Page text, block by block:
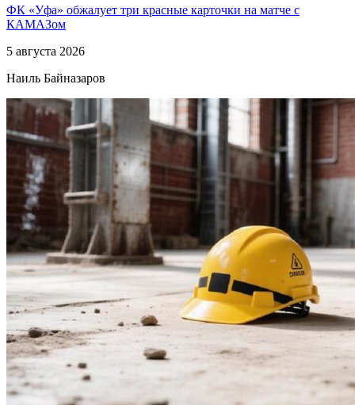
ФК «Уфа» обжалует три красные карточки на матче с
КАМАЗом
5 августа 2026
Наиль Байназаров